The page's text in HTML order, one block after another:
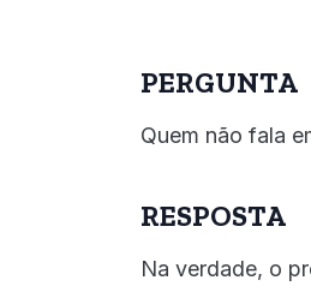
PERGUNTA
Quem não fala
RESPOSTA
Na verdade, o